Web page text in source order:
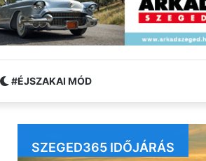
#ÉJSZAKAI MÓD
SZEGED365 IDŐJÁRÁS